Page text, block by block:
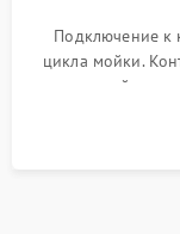
Подключение к
цикла мойки.
до нужной
штатного